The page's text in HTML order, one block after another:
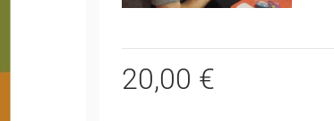
20,00 €